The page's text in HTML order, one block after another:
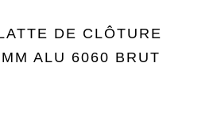
DE CLÔTURE
ALU 6060 BRUT